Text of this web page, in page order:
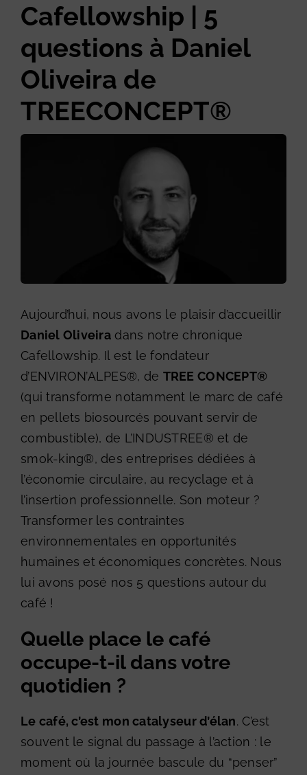
Cafellowship | 5
questions à Daniel
Oliveira de
TREECONCEPT®
Aujourd’hui, nous avons le plaisir d’accueillir
Daniel Oliveira dans notre chronique
Cafellowship. Il est le fondateur
d’ENVIRON’ALPES®, de TREE CONCEPT®
(qui transforme notamment le marc de café
en pellets biosourcés pouvant servir de
combustible), de L’INDUSTREE® et de
smok-king®, des entreprises dédiées à
l’économie circulaire, au recyclage et à
l’insertion professionnelle. Son moteur ?
Transformer les contraintes
environnementales en opportunités
humaines et économiques concrètes. Nous
lui avons posé nos 5 questions autour du
café !
Quelle place le café
occupe-t-il dans votre
quotidien ?
Le café, c’est mon catalyseur d’élan. C’est
souvent le signal du passage à l’action : le
moment où la journée bascule du “penser”